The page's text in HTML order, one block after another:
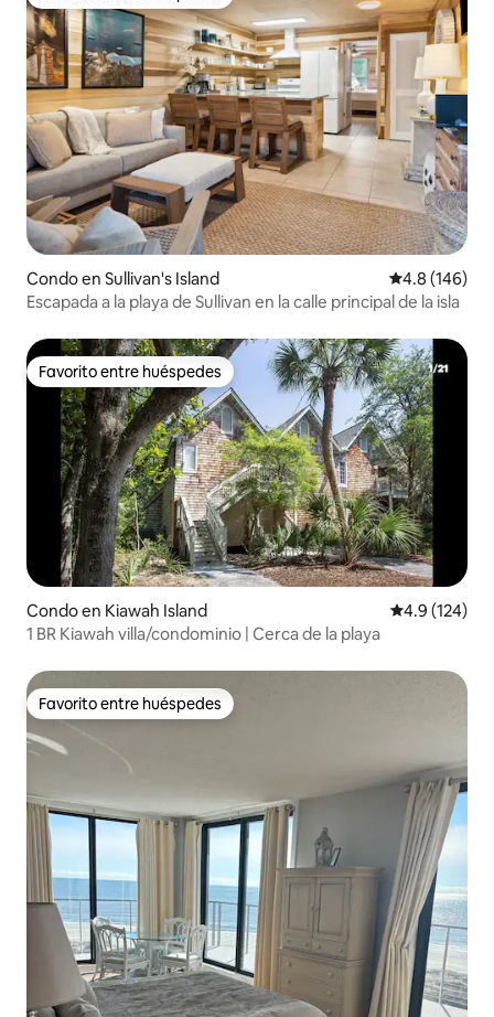
Condo en Sullivan's Island Calificación
4.8 (146)
Escapada a la playa de Sullivan en la calle principal de la isla
Favorito entre huéspedes
Favorito entre huéspedes
Condo en Kiawah Island Calificación
4.9 (124)
1 BR Kiawah villa/condominio | Cerca de la playa
Favorito entre huéspedes
Favorito entre huéspedes